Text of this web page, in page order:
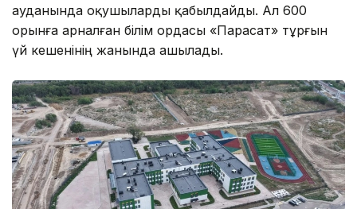
ауданында оқушыларды қабылдайды. Ал 600
орынға арналған білім ордасы «Парасат» тұрғын
үй кешенінің жанында ашылады.